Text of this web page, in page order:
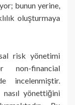
bunun yerine,
oluşturmaya
risk yönetimi
non-financial
incelenmiştir.
yönettiğini